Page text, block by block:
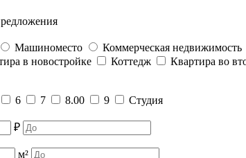
Машиноместо Коммерческая недвижимость
в новостройке Коттедж Квартира во
6 7 8.00 9
Студия
₽
м²